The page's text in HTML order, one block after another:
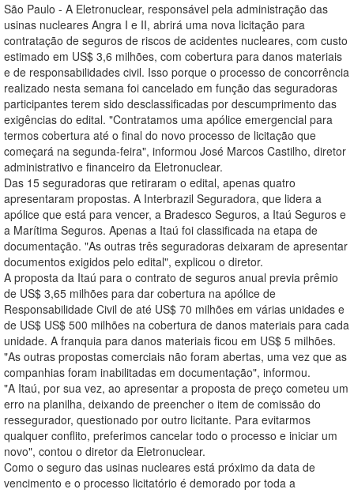
São Paulo - A Eletronuclear, responsável pela administração das
usinas nucleares Angra I e II, abrirá uma nova licitação para
contratação de seguros de riscos de acidentes nucleares, com custo
estimado em US$ 3,6 milhões, com cobertura para danos materiais
e de responsabilidades civil. Isso porque o processo de concorrência
realizado nesta semana foi cancelado em função das seguradoras
participantes terem sido desclassificadas por descumprimento das
exigências do edital. "Contratamos uma apólice emergencial para
termos cobertura até o final do novo processo de licitação que
começará na segunda-feira", informou José Marcos Castilho, diretor
administrativo e financeiro da Eletronuclear.
Das 15 seguradoras que retiraram o edital, apenas quatro
apresentaram propostas. A Interbrazil Seguradora, que lidera a
apólice que está para vencer, a Bradesco Seguros, a Itaú Seguros e
a Marítima Seguros. Apenas a Itaú foi classificada na etapa de
documentação. "As outras três seguradoras deixaram de apresentar
documentos exigidos pelo edital", explicou o diretor.
A proposta da Itaú para o contrato de seguros anual previa prêmio
de US$ 3,65 milhões para dar cobertura na apólice de
Responsabilidade Civil de até US$ 70 milhões em várias unidades e
de US$ US$ 500 milhões na cobertura de danos materiais para cada
unidade. A franquia para danos materiais ficou em US$ 5 milhões.
"As outras propostas comerciais não foram abertas, uma vez que as
companhias foram inabilitadas em documentação", informou.
"A Itaú, por sua vez, ao apresentar a proposta de preço cometeu um
erro na planilha, deixando de preencher o item de comissão do
ressegurador, questionado por outro licitante. Para evitarmos
qualquer conflito, preferimos cancelar todo o processo e iniciar um
novo", contou o diretor da Eletronuclear.
Como o seguro das usinas nucleares está próximo da data de
vencimento e o processo licitatório é demorado por toda a